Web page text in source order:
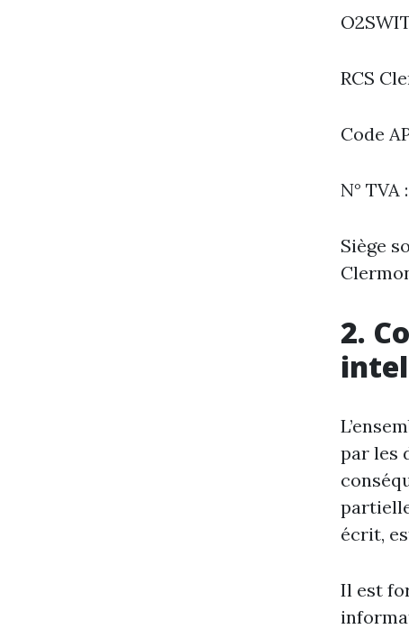
RCS
Code
N° TVA
Siège
2.
par les
écrit,
Il est